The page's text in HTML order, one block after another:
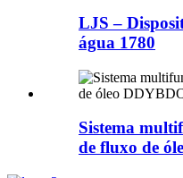
LJS –
água 1780
Sistema
de fluxo de